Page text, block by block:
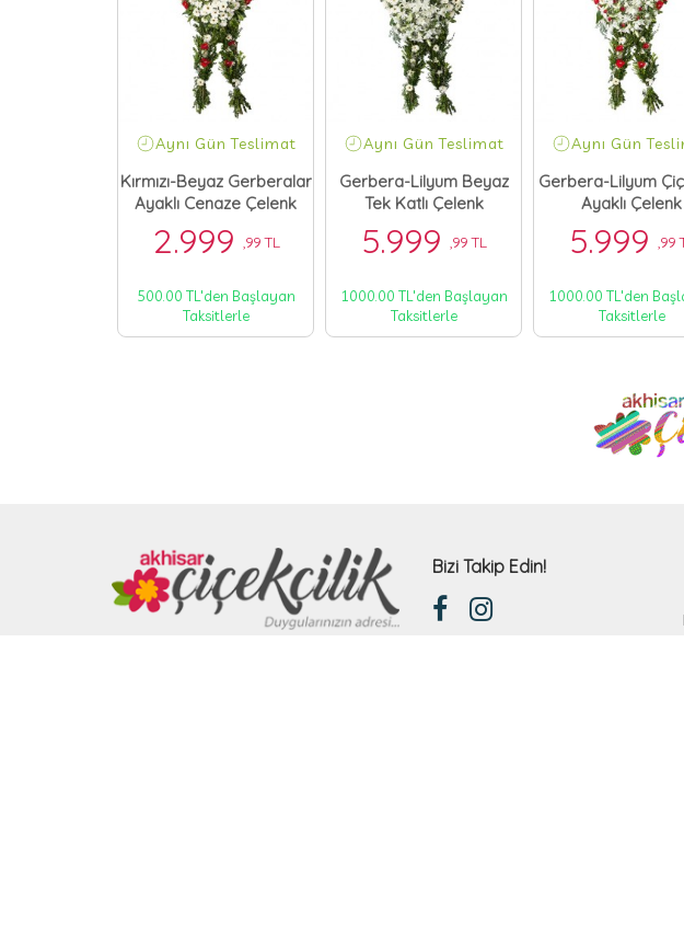
Aynı Gün Teslimat
Kırmızı-Beyaz Gerberalar
Ayaklı Cenaze Çelenk
2.999 ,99 TL
500.00 TL'den Başlayan
Taksitlerle
Aynı Gün Teslimat
Gerbera-Lilyum Beyaz
Tek Katlı Çelenk
5.999 ,99 TL
1000.00 TL'den Başlayan
Taksitlerle
Aynı Gün
Gerbera-Lilyum
Ayaklı Çelenk
5.999 ,99
1000.00 TL'den
Taksitlerle
Bizi Takip Edin!